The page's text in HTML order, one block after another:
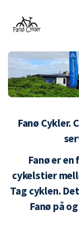
Fanø Cykler.
Fanø er
cykelstier
Tag cyklen.
Fanø på